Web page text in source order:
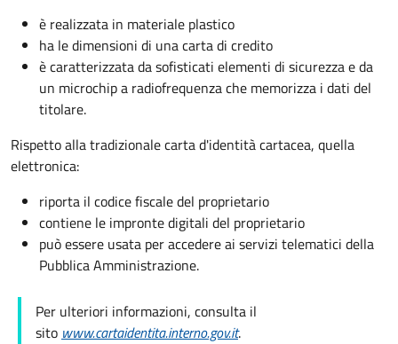
è realizzata in materiale plastico
ha le dimensioni di una carta di credito
è caratterizzata da sofisticati elementi di sicurezza e da
un microchip a radiofrequenza che memorizza i dati del
titolare.
Rispetto alla tradizionale carta d'identità cartacea, quella
elettronica:
riporta il codice fiscale del proprietario
contiene le impronte digitali del proprietario
può essere usata per accedere ai servizi telematici della
Pubblica Amministrazione.
Per ulteriori informazioni, consulta il
sito www.cartaidentita.interno.gov.it.